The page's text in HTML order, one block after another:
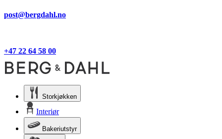
post@bergdahl.no
+47 22 64 58 00
Storkjøkken
Interiør
Bakeriutstyr